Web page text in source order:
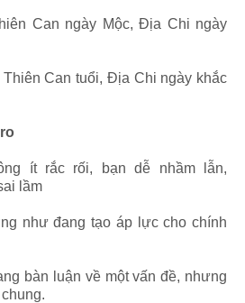
Can ngày Mộc, Địa Chi ngày
Can tuổi, Địa Chi ngày khắc
ít rắc rối, bạn dễ nhầm lẫn,
lầm
như đang tạo áp lực cho chính
bàn luận về một vấn đề, nhưng